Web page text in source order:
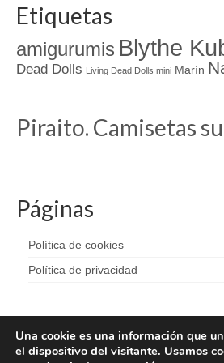
Etiquetas
amigurumis Blythe
Dead Dolls Living Dead Dolls mini Marín
Piraito. Camisetas
Páginas
Política de cookies
Política de privacidad
Una cookie es una información que
el dispositivo del visitante. Usamos